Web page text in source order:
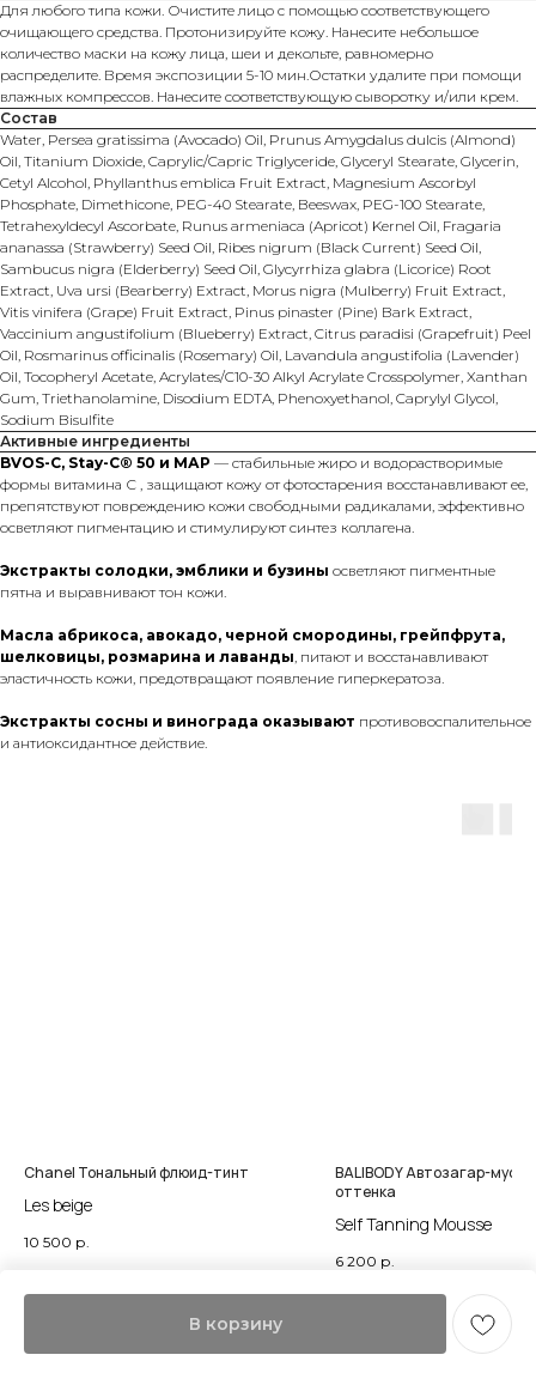
В корзину
Для любого типа кожи. Очистите лицо с помощью соответствующего
очищающего средства. Протонизируйте кожу. Нанесите небольшое
количество маски на кожу лица, шеи и декольте, равномерно
распределите. Время экспозиции 5-10 мин.Остатки удалите при помощи
влажных компрессов. Нанесите соответствующую сыворотку и/или крем.
Состав
Water, Persea gratissima (Avocado) Oil, Prunus Amygdalus dulcis (Almond)
Oil, Titanium Dioxide, Caprylic/Capric Triglyceride, Glyceryl Stearate, Glycerin,
Cetyl Alcohol, Phyllanthus emblica Fruit Extract, Magnesium Ascorbyl
Phosphate, Dimethicone, PEG-40 Stearate, Beeswax, PEG-100 Stearate,
Tetrahexyldecyl Ascorbate, Runus armeniaca (Apricot) Kernel Oil, Fragaria
ananassa (Strawberry) Seed Oil, Ribes nigrum (Black Current) Seed Oil,
Sambucus nigra (Elderberry) Seed Oil, Glycyrrhiza glabra (Licorice) Root
Extract, Uva ursi (Bearberry) Extract, Morus nigra (Mulberry) Fruit Extract,
Vitis vinifera (Grape) Fruit Extract, Pinus pinaster (Pine) Bark Extract,
Vaccinium angustifolium (Blueberry) Extract, Citrus paradisi (Grapefruit) Peel
Oil, Rosmarinus officinalis (Rosemary) Oil, Lavandula angustifolia (Lavender)
Oil, Tocopheryl Acetate, Acrylates/C10-30 Alkyl Acrylate Crosspolymer, Xanthan
Gum, Triethanolamine, Disodium EDTA, Phenoxyethanol, Caprylyl Glycol,
Sodium Bisulfite
Активные ингредиенты
BVOS-C, Stay-C® 50 и МАР — стабильные жиро и водорастворимые
формы витамина С , защищают кожу от фотостарения восстанавливают ее,
препятствуют повреждению кожи свободными радикалами, эффективно
осветляют пигментацию и стимулируют синтез коллагена.
Экстракты солодки, эмблики и бузины осветляют пигментные
пятна и выравнивают тон кожи.
Масла абрикоса, авокадо, черной смородины, грейпфрута,
шелковицы, розмарина и лаванды, питают и восстанавливают
эластичность кожи, предотвращают появление гиперкератоза.
Экстракты сосны и винограда оказывают противовоспалительное
и антиоксидантное действие.
Chanel Тональный флюид-тинт
Les beige
10 500 р.
BALIBODY Автозагар-мусс
оттенка
Self Tanning Mousse
6 200 р.